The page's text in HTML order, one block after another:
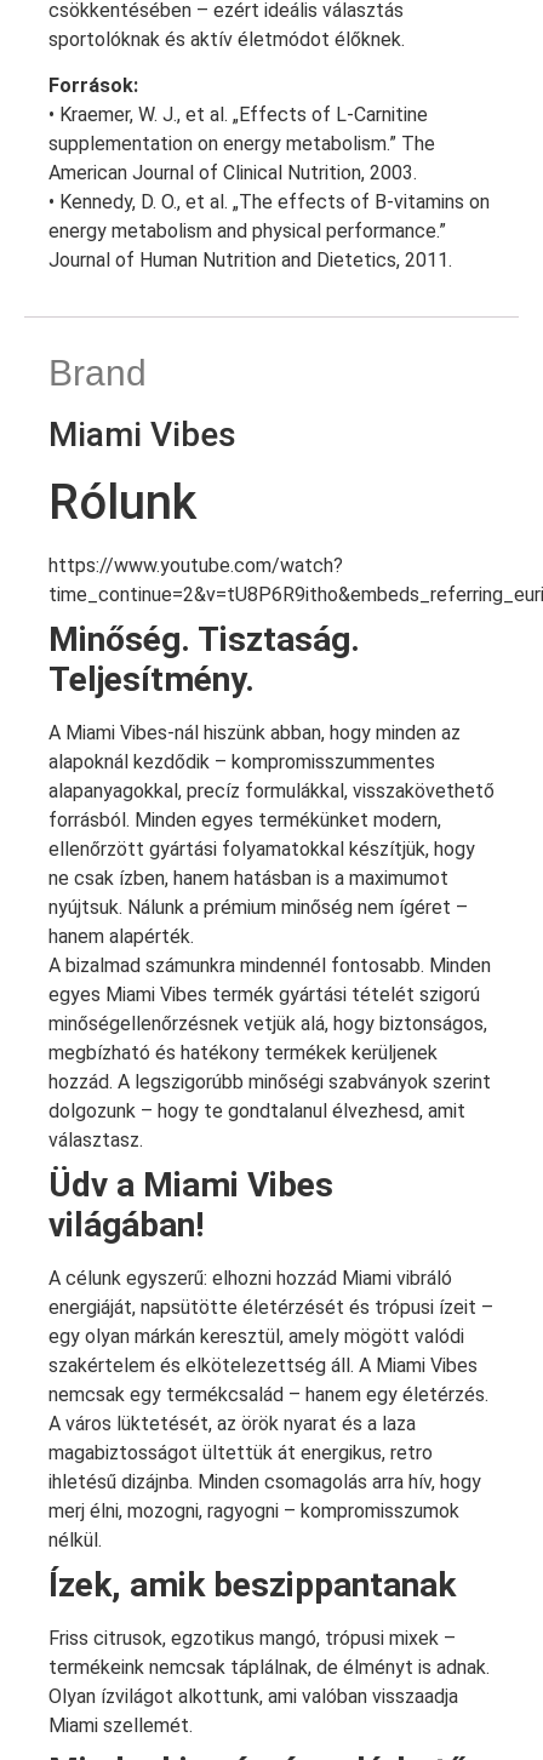
csökkentésében – ezért ideális választás
sportolóknak és aktív életmódot élőknek.
Források:
• Kraemer, W. J., et al. „Effects of L-Carnitine
supplementation on energy metabolism.” The
American Journal of Clinical Nutrition, 2003.
• Kennedy, D. O., et al. „The effects of B-vitamins on
energy metabolism and physical performance.”
Journal of Human Nutrition and Dietetics, 2011.
Brand
Miami Vibes
Rólunk
https://www.youtube.com/watch?
Minőség. Tisztaság.
Teljesítmény.
A Miami Vibes-nál hiszünk abban, hogy minden az
alapoknál kezdődik – kompromisszummentes
alapanyagokkal, precíz formulákkal, visszakövethető
forrásból. Minden egyes termékünket modern,
ellenőrzött gyártási folyamatokkal készítjük, hogy
ne csak ízben, hanem hatásban is a maximumot
nyújtsuk. Nálunk a prémium minőség nem ígéret –
hanem alapérték.
A bizalmad számunkra mindennél fontosabb. Minden
egyes Miami Vibes termék gyártási tételét szigorú
minőségellenőrzésnek vetjük alá, hogy biztonságos,
megbízható és hatékony termékek kerüljenek
hozzád. A legszigorúbb minőségi szabványok szerint
dolgozunk – hogy te gondtalanul élvezhesd, amit
választasz.
Üdv a Miami Vibes
világában!
A célunk egyszerű: elhozni hozzád Miami vibráló
energiáját, napsütötte életérzését és trópusi ízeit –
egy olyan márkán keresztül, amely mögött valódi
szakértelem és elkötelezettség áll. A Miami Vibes
nemcsak egy termékcsalád – hanem egy életérzés.
A város lüktetését, az örök nyarat és a laza
magabiztosságot ültettük át energikus, retro
ihletésű dizájnba. Minden csomagolás arra hív, hogy
merj élni, mozogni, ragyogni – kompromisszumok
nélkül.
Ízek, amik beszippantanak
Friss citrusok, egzotikus mangó, trópusi mixek –
termékeink nemcsak táplálnak, de élményt is adnak.
Olyan ízvilágot alkottunk, ami valóban visszaadja
Miami szellemét.